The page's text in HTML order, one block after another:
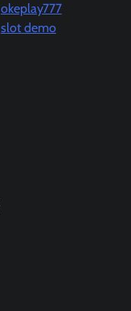
okeplay777
slot demo